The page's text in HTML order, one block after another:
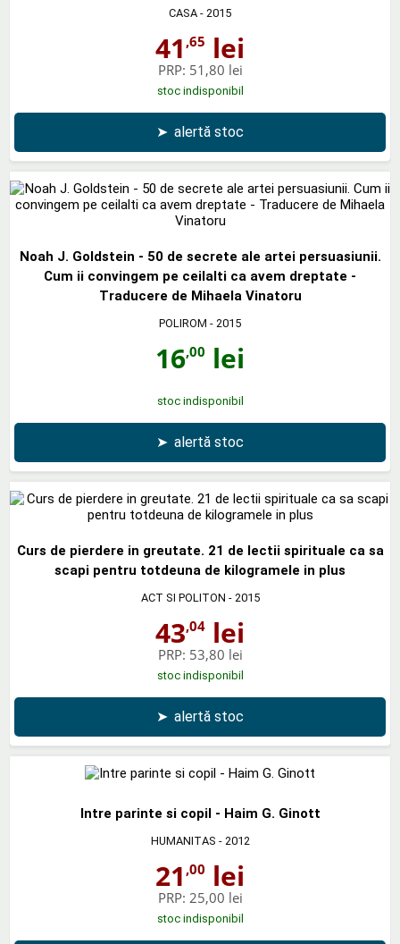
CASA - 2015
41 ,65 lei
PRP: 51,80 lei
stoc indisponibil
➤ alertă stoc
Noah J. Goldstein - 50 de secrete ale artei persuasiunii.
Cum ii convingem pe ceilalti ca avem dreptate -
Traducere de Mihaela Vinatoru
POLIROM - 2015
16,00 lei
stoc indisponibil
➤ alertă stoc
Curs de pierdere in greutate. 21 de lectii spirituale ca sa
scapi pentru totdeuna de kilogramele in plus
ACT SI POLITON - 2015
43,04 lei
PRP: 53,80 lei
stoc indisponibil
➤ alertă stoc
Intre parinte si copil - Haim G. Ginott
HUMANITAS - 2012
21 ,00 lei
PRP: 25,00 lei
stoc indisponibil